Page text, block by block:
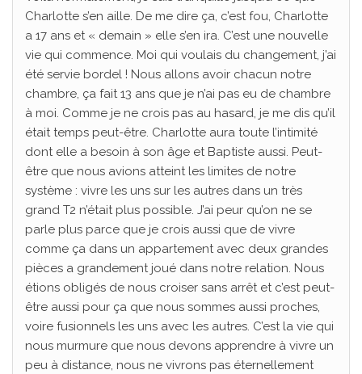
Charlotte s’en aille. De me dire ça, c’est fou, Charlotte
a 17 ans et « demain » elle s’en ira. C’est une nouvelle
vie qui commence. Moi qui voulais du changement, j’ai
été servie bordel ! Nous allons avoir chacun notre
chambre, ça fait 13 ans que je n’ai pas eu de chambre
à moi. Comme je ne crois pas au hasard, je me dis qu’il
était temps peut-être. Charlotte aura toute l’intimité
dont elle a besoin à son âge et Baptiste aussi. Peut-
être que nous avions atteint les limites de notre
système : vivre les uns sur les autres dans un très
grand T2 n’était plus possible. J’ai peur qu’on ne se
parle plus parce que je crois aussi que de vivre
comme ça dans un appartement avec deux grandes
pièces a grandement joué dans notre relation. Nous
étions obligés de nous croiser sans arrêt et c’est peut-
être aussi pour ça que nous sommes aussi proches,
voire fusionnels les uns avec les autres. C’est la vie qui
nous murmure que nous devons apprendre à vivre un
peu à distance, nous ne vivrons pas éternellement